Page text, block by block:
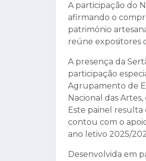
A participação do
afirmando o
património
reúne expositores
A presença da
participação
Agrupamento de
Nacional das
Este painel resulta
contou com o
ano letivo 2025/
Desenvolvida em